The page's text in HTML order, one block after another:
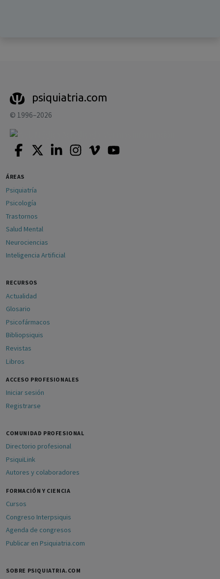
psiquiatria.com
© 1996–2026
ÁREAS
Psiquiatría
Psicología
Trastornos
Salud Mental
Neurociencias
Inteligencia Artificial
RECURSOS
Actualidad
Glosario
Psicofármacos
Bibliopsiquis
Revistas
Libros
ACCESO PROFESIONALES
Iniciar sesión
Registrarse
COMUNIDAD PROFESIONAL
Directorio profesional
PsiquiLink
Autores y colaboradores
FORMACIÓN Y CIENCIA
Cursos
Congreso Interpsiquis
Agenda de congresos
Publicar en Psiquiatria.com
SOBRE PSIQUIATRIA.COM